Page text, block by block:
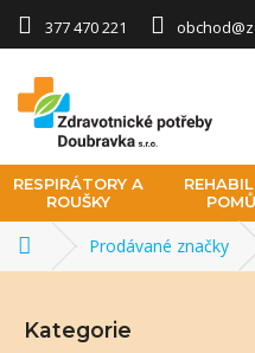
Přejít na obsah
377 470 221
RESPIRÁTORY A
ROUŠKY
Domů Prodávané značky
Přeskočit kategorie
Kategorie